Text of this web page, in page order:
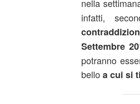
nella
infatti,
Settembre
potranno
bello a cui si